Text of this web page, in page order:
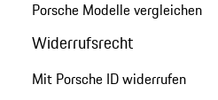
Porsche Modelle vergleichen
Widerrufsrecht
Mit Porsche ID widerrufen